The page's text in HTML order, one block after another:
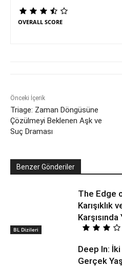
OVERALL SCORE
Önceki İçerik
Triage: Zaman Döngüsüne
Çözülmeyi Beklenen Aşk ve
Suç Draması
Benzer Gönderiler
BL Dizileri
The Edge
Karışıklık
Karşısında
Deep In:
Gerçek